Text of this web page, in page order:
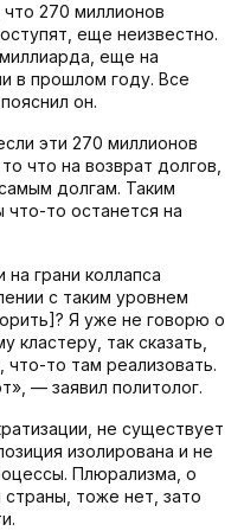
270 миллионов
еще неизвестно.
еще на
в прошлом году. Все
он.
эти 270 миллионов
что на возврат долгов,
долгам. Таким
то останется на
грани коллапса
с таким уровнем
Я уже не говорю о
так сказать,
то там реализовать.
— заявил политолог.
не существует
изолирована и не
Плюрализма, о
тоже нет, зато